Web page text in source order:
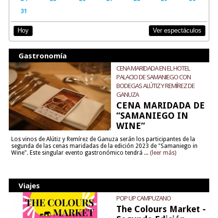
31
Hoy Ver espectáculos
Gastronomía
CENA MARIDADA EN EL HOTEL
PALACIO DE SAMANIEGO CON
BODEGAS ALÚTIZ Y REMÍREZ DE
GANUZA
CENA MARIDADA DE
“SAMANIEGO IN
WINE”
Los vinos de Alútiz y Remírez de Ganuza serán los participantes de la
segunda de las cenas maridadas de la edición 2023 de "Samaniego in
Wine". Este singular evento gastronómico tendrá ... (leer más)
Viajes
POP UP CAMPUZANO
The Colours Market -